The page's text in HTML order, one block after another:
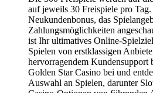
auf jeweils 30 Freispiele pro
Neukundenbonus, das
Zahlungsmöglichkeiten
ist Ihr ultimatives Online-
Spielen von erstklassigen
hervorragendem Kundensupport
Golden Star Casino bei und
Auswahl an Spielen, darunter